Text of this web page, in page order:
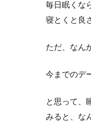
毎日眠くな
寝とくと良
ただ、なん
今までのデ
と思って、
みると、な